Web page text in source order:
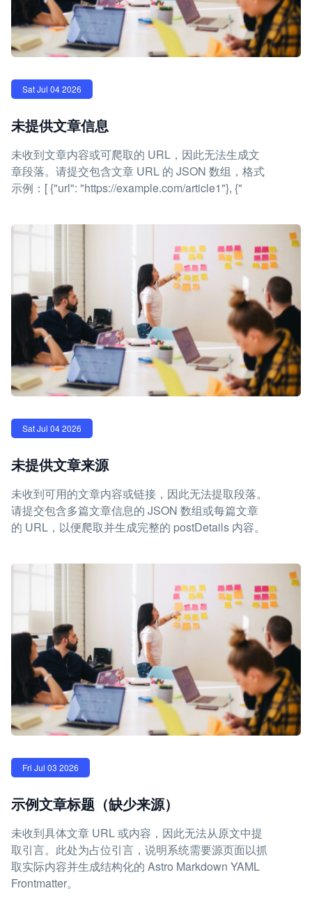
Sat Jul 04 2026
未提供文章信息
未收到文章内容或可爬取的 URL，因此无法生成文
章段落。请提交包含文章 URL 的 JSON 数组，格式
示例：[ {"url": "https://example.com/article1"}, {"
Sat Jul 04 2026
未提供文章来源
未收到可用的文章内容或链接，因此无法提取段落。
请提交包含多篇文章信息的 JSON 数组或每篇文章
的 URL，以便爬取并生成完整的 postDetails 内容。
Fri Jul 03 2026
示例文章标题（缺少来源）
未收到具体文章 URL 或内容，因此无法从原文中提
取引言。此处为占位引言，说明系统需要源页面以抓
取实际内容并生成结构化的 Astro Markdown YAML
Frontmatter。